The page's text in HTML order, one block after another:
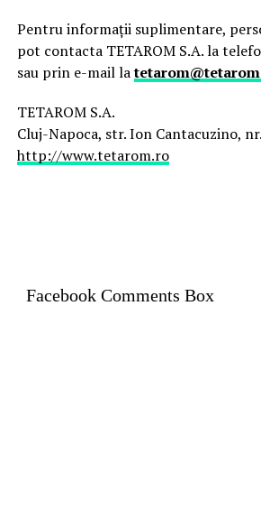
Pentru informații suplimentare,
pot contacta TETAROM S.A. la
sau prin e-mail la
TETAROM S.A.
Cluj-Napoca, str. Ion Cantacuzino,
http://www.tetarom.ro
Facebook Comments Box